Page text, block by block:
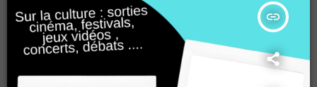
insert_link